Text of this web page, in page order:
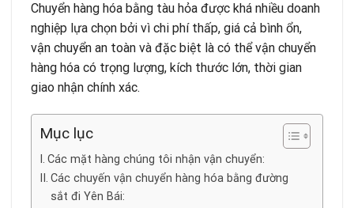
Chuyển hàng hóa bằng tàu hỏa được khá nhiều doanh
nghiệp lựa chọn bởi vì chi phí thấp, giá cả bình ổn,
vận chuyển an toàn và đặc biệt là có thể vận chuyển
hàng hóa có trọng lượng, kích thước lớn, thời gian
giao nhận chính xác.
Mục lục
Các mặt hàng chúng tôi nhận vận chuyển:
Các chuyến vận chuyển hàng hóa bằng đường
sắt đi Yên Bái: